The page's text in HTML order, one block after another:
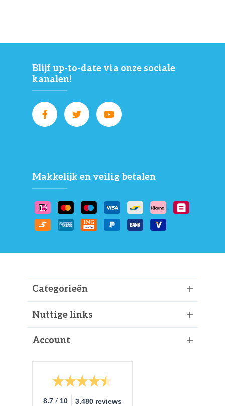
Blijf up-to-date via onze sociale
kanalen!
Makkelijk en veilig betalen
Categorieën
Nuttige links
Account
8.7 / 10 3.480 reviews